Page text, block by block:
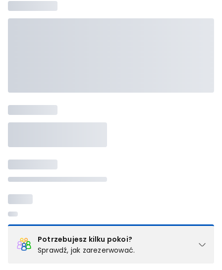
Potrzebujesz kilku pokoi?
Sprawdź, jak zarezerwować.